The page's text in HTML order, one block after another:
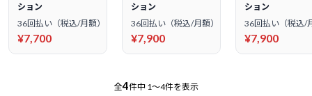
ション
36回払い（税込/月額）
¥7,700
ション
36回払い（税込/月額）
¥7,900
ション
36回払い（税込/
¥7,900
全4件中 1～4件を表示